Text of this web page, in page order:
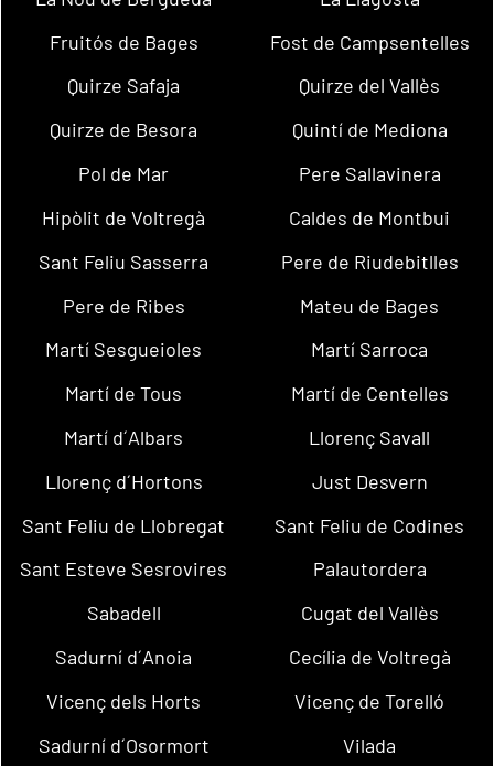
Fruitós de Bages
Fost de Campsentelles
Quirze Safaja
Quirze del Vallès
Quirze de Besora
Quintí de Mediona
Pol de Mar
Pere Sallavinera
Hipòlit de Voltregà
Caldes de Montbui
Sant Feliu Sasserra
Pere de Riudebitlles
Pere de Ribes
Mateu de Bages
Martí Sesgueioles
Martí Sarroca
Martí de Tous
Martí de Centelles
Martí d´Albars
Llorenç Savall
Llorenç d´Hortons
Just Desvern
Sant Feliu de Llobregat
Sant Feliu de Codines
Sant Esteve Sesrovires
Palautordera
Sabadell
Cugat del Vallès
Sadurní d´Anoia
Cecília de Voltregà
Vicenç dels Horts
Vicenç de Torelló
Sadurní d´Osormort
Vilada